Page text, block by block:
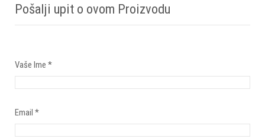
Pošalji upit o ovom Proizvodu
Vaše Ime *
Email *